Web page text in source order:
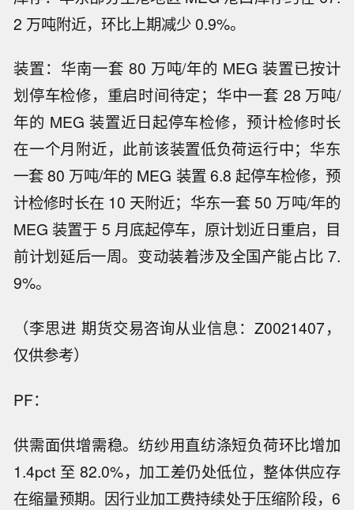
2 万吨附近，环比上期减少 0.9%。
装置：华南一套 80 万吨/年的 MEG 装置已按计
划停车检修，重启时间待定；华中一套 28 万吨/
年的 MEG 装置近日起停车检修，预计检修时长
在一个月附近，此前该装置低负荷运行中；华东
一套 80 万吨/年的 MEG 装置 6.8 起停车检修，预
计检修时长在 10 天附近；华东一套 50 万吨/年的
MEG 装置于 5 月底起停车，原计划近日重启，目
前计划延后一周。变动装着涉及全国产能占比 7.
9%。
（李思进 期货交易咨询从业信息：Z0021407，
仅供参考）
PF：
供需面供增需稳。纺纱用直纺涤短负荷环比增加
1.4pct 至 82.0%，加工差仍处低位，整体供应存
在缩量预期。因行业加工费持续处于压缩阶段，6